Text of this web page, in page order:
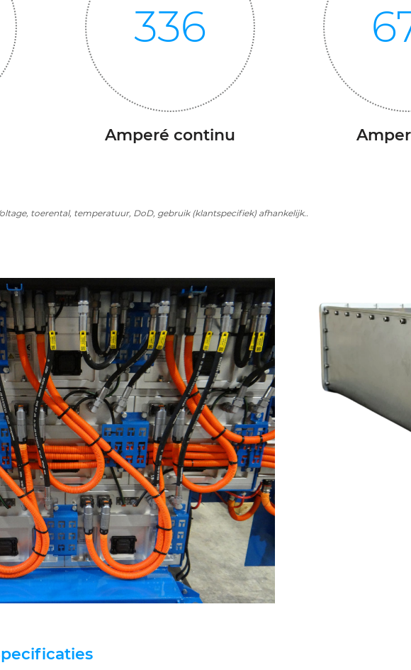
350
Amperé continu
toerental, temperatuur, DoD, gebruik (klantspecifiek) afhankelijk..